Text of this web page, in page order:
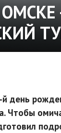
день
Чтобы